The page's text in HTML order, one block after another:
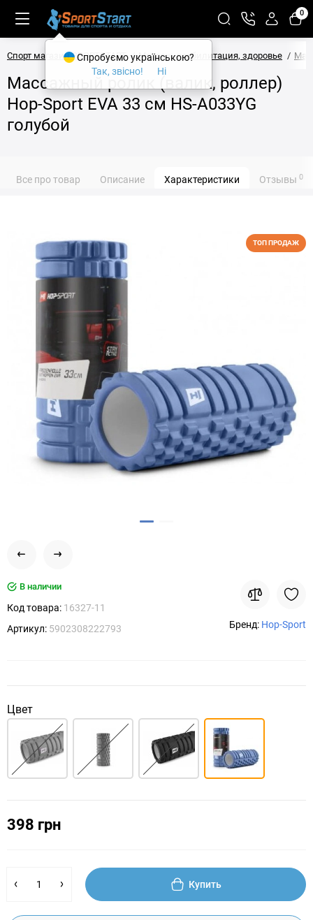
0
Спорт магазин SPORTSTART Массаж, реабилитация, здоровье
Массажный ролик (валик, роллер)
Hop-Sport EVA 33 см HS-A033YG
голубой
Все про товар Описание Характеристики Отзывы 0
ТОП ПРОДАЖ
В наличии
Код товара: 16327-11
Артикул: 5902308222793 Бренд: Hop-Sport
Цвет
398 грн
Купить
Спробуємо українською?
Так, звісно!
Ні